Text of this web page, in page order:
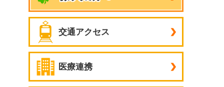
交通アクセス
医療連携